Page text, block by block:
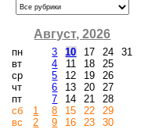
Август, 2026
пн
вт
ср
чт
пт
сб
вс
1
2
3
4
5
6
7
8
9
10
11
12
13
14
15
16
17
18
19
20
21
22
23
24
25
26
27
28
29
30
31